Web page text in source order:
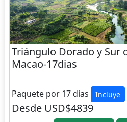
Triángulo Dorado y Sur
Macao-17dias
Paquete por 17 dias Incluye
Desde USD$4839